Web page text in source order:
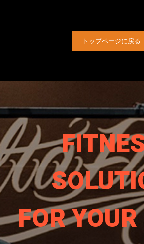
トップページに戻る
FOR